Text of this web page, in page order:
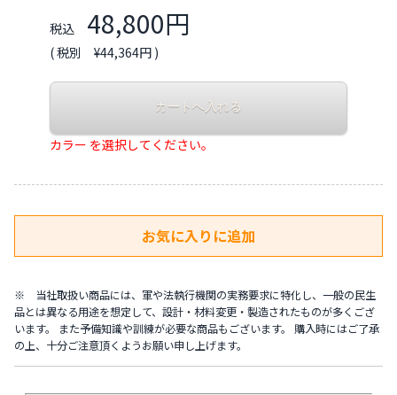
税込 48,800円
( 税別 ¥44,364円 )
カラー を選択してください。
※ 当社取扱い商品には、軍や法執行機関の実務要求に特化し、一般の民生
品とは異なる用途を想定して、設計・材料変更・製造されたものが多くござ
います。 また予備知識や訓練が必要な商品もございます。 購入時にはご了承
の上、十分ご注意頂くようお願い申し上げます。